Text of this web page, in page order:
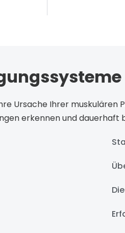
Ursache Ihrer muskulären
erkennen und dauerhaft